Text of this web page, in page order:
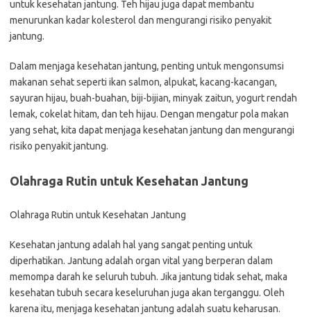
untuk kesehatan jantung. Teh hijau juga dapat membantu
menurunkan kadar kolesterol dan mengurangi risiko penyakit
jantung.
Dalam menjaga kesehatan jantung, penting untuk mengonsumsi
makanan sehat seperti ikan salmon, alpukat, kacang-kacangan,
sayuran hijau, buah-buahan, biji-bijian, minyak zaitun, yogurt rendah
lemak, cokelat hitam, dan teh hijau. Dengan mengatur pola makan
yang sehat, kita dapat menjaga kesehatan jantung dan mengurangi
risiko penyakit jantung.
Olahraga Rutin untuk Kesehatan Jantung
Olahraga Rutin untuk Kesehatan Jantung
Kesehatan jantung adalah hal yang sangat penting untuk
diperhatikan. Jantung adalah organ vital yang berperan dalam
memompa darah ke seluruh tubuh. Jika jantung tidak sehat, maka
kesehatan tubuh secara keseluruhan juga akan terganggu. Oleh
karena itu, menjaga kesehatan jantung adalah suatu keharusan.